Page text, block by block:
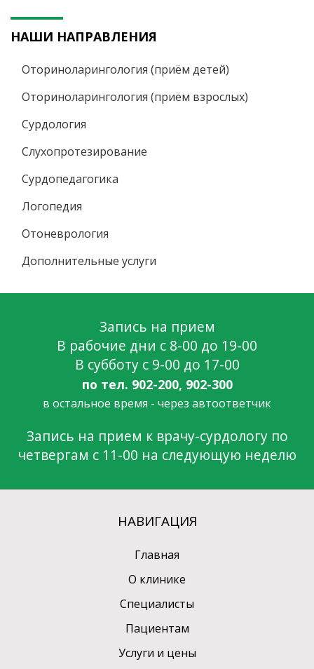
НАШИ НАПРАВЛЕНИЯ
Оториноларингология (приём детей)
Оториноларингология (приём взрослых)
Сурдология
Слухопротезирование
Сурдопедагогика
Логопедия
Отоневрология
Дополнительные услуги
Запись на прием
В рабочие дни c 8-00 до 19-00
В субботу c 9-00 до 17-00
по тел. 902-200, 902-300
в остальное время - через автоответчик
Запись на прием к врачу-сурдологу по
четвергам с 11-00 на следующую неделю
НАВИГАЦИЯ
Главная
О клинике
Cпециалисты
Пациентам
Услуги и цены